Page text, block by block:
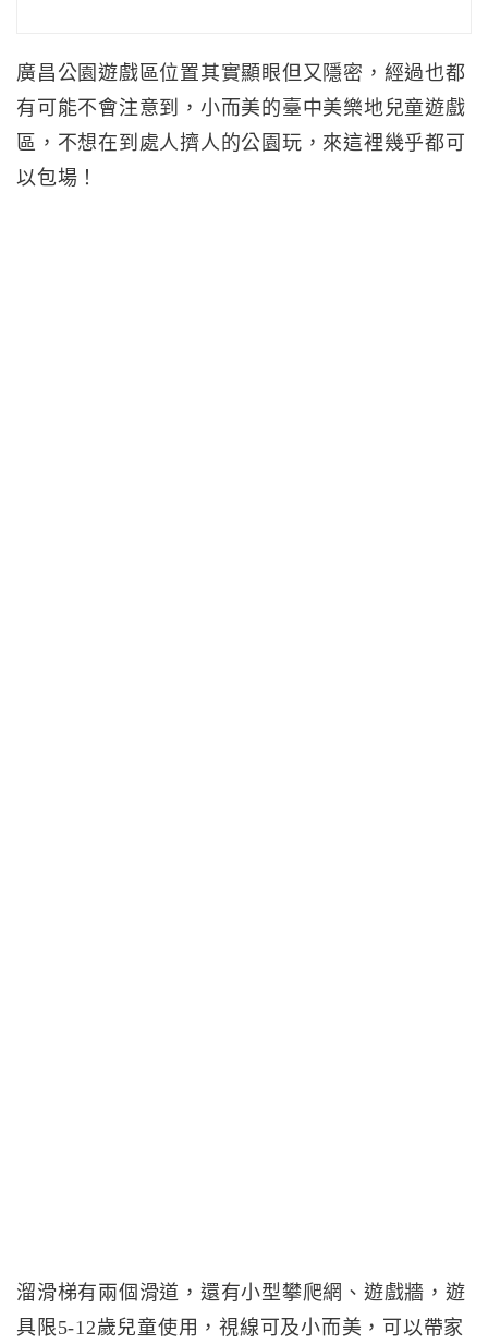
廣昌公園遊戲區位置其實顯眼但又隱密，經過也都
有可能不會注意到，小而美的臺中美樂地兒童遊戲
區，不想在到處人擠人的公園玩，來這裡幾乎都可
以包場！
溜滑梯有兩個滑道，還有小型攀爬網、遊戲牆，遊
具限5-12歲兒童使用，視線可及小而美，可以帶家